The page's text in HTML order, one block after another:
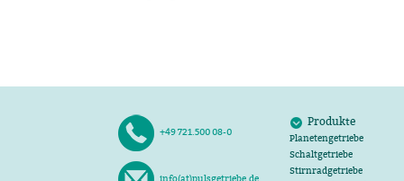
+49 721.500 08-0
info(at)pulsgetriebe.de
Produkte
Planetengetriebe
Schaltgetriebe
Stirnradgetriebe